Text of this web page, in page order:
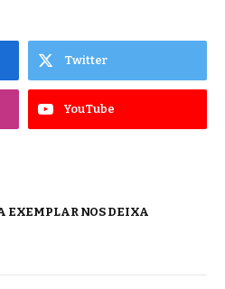
Twitter
YouTube
EXEMPLAR NOS DEIXA